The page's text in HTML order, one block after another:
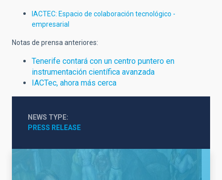
IACTEC: Espacio de colaboración tecnológico -
empresarial
Notas de prensa anteriores:
Tenerife contará con un centro puntero en
instrumentación científica avanzada
IACTec, ahora más cerca
NEWS TYPE
PRESS RELEASE